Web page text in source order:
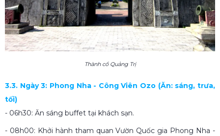
Thành cổ Quảng Trị
3.3. Ngày 3: Phong Nha - Công Viên Ozo (Ăn: sáng, trưa,
tối)
- 06h30: Ăn sáng buffet tại khách sạn.
- 08h00: Khởi hành tham quan Vườn Quốc gia Phong Nha -